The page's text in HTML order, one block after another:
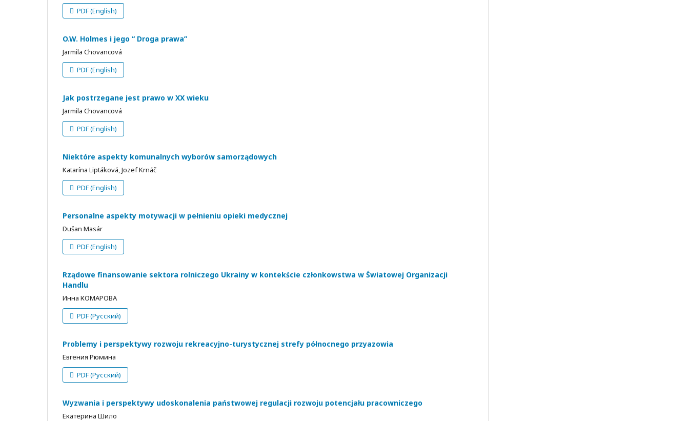
PDF (English)
O.W. Holmes i jego “ Droga prawa”
Jarmila Chovancová
PDF (English)
Jak postrzegane jest prawo w XX wieku
Jarmila Chovancová
PDF (English)
Niektóre aspekty komunalnych wyborów samorządowych
Katarína Liptáková, Jozef Krnáč
PDF (English)
Personalne aspekty motywacji w pełnieniu opieki medycznej
Dušan Masár
PDF (English)
Rządowe finansowanie sektora rolniczego Ukrainy w kontekście członkowstwa w Światowej Organizacji
Handlu
Инна КОМАРОВА
PDF (Русский)
Problemy i perspektywy rozwoju rekreacyjno-turystycznej strefy północnego przyazowia
Евгения Рюмина
PDF (Русский)
Wyzwania i perspektywy udoskonalenia państwowej regulacji rozwoju potencjału pracowniczego
Екатерина Шило